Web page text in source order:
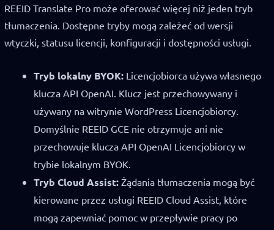
REEID Translate Pro może oferować więcej niż jeden tryb
tłumaczenia. Dostępne tryby mogą zależeć od wersji
wtyczki, statusu licencji, konfiguracji i dostępności usługi.
Tryb lokalny BYOK: Licencjobiorca używa własnego
klucza API OpenAI. Klucz jest przechowywany i
używany na witrynie WordPress Licencjobiorcy.
Domyślnie REEID GCE nie otrzymuje ani nie
przechowuje klucza API OpenAI Licencjobiorcy w
trybie lokalnym BYOK.
Tryb Cloud Assist: Żądania tłumaczenia mogą być
kierowane przez usługi REEID Cloud Assist, które
mogą zapewniać pomoc w przepływie pracy po